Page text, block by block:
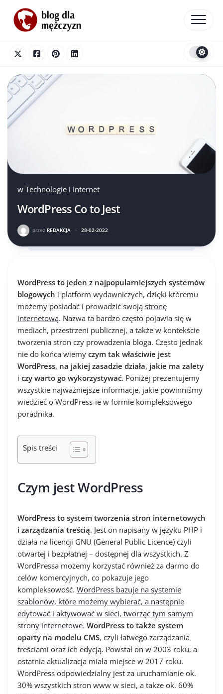
content
w Technologie i Internet
WordPress Co to Jest
przez REDAKCJA · 28-02-2022
WordPress to jeden z najpopularniejszych systemów
blogowych i platform wydawniczych, dzięki któremu
możemy posiadać i prowadzić swoją stronę
internetową. Nazwa ta bardzo często pojawia się w
mediach, przestrzeni publicznej, a także w kontekście
tworzenia stron czy prowadzenia bloga. Często jednak
nie do końca wiemy czym tak właściwie jest
WordPress, na jakiej zasadzie działa, jakie ma zalety
i czy warto go wykorzystywać. Poniżej prezentujemy
wszystkie najważniejsze informacje, jakie powinniśmy
wiedzieć o WordPress-ie w formie kompleksowego
poradnika.
Spis treści
Czym jest WordPress
WordPress to system tworzenia stron internetowych
i zarządzania treścią. Jest on napisany w języku PHP i
działa na licencji GNU (General Public Licence) czyli
otwartej i bezpłatnej – dostępnej dla wszystkich. Z
WordPressa możemy korzystać również za darmo do
celów komercyjnych, co pokazuje jego
kompleksowość. WordPress bazuje na systemie
szablonów, które możemy wybierać, a następnie
edytować i aktywować w sieci, tworząc tym samym
strony internetowe. WordPress to także system
oparty na modelu CMS, czyli łatwego zarządzania
treściami oraz ich edycją. Powstał on w 2003 roku, a
ostatnia aktualizacja miała miejsce w 2017 roku.
WordPress odpowiedzialny jest za uruchamianie ok.
30% wszystkich stron www w sieci, a także ok. 60%